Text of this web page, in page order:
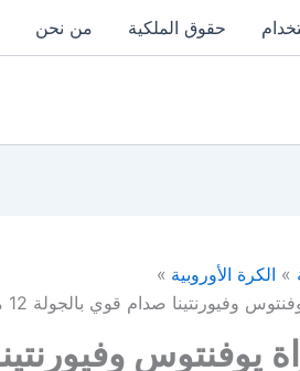
حقوق الملكية من نحن
الكرة الأوروبية
وفيورنتينا صدام قوي بالجولة 12 من الدوري الإيطالي